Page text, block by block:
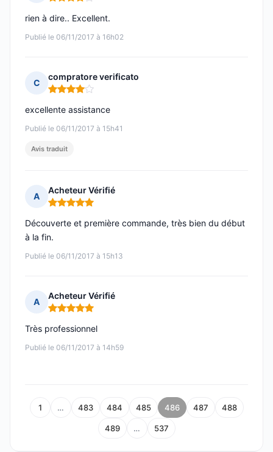
Note : 4 sur 5
Publié le 06/11/2017 à 16h02
rien à dire.. Excellent.
C
compratore verificato
Note : 4 sur 5
Publié le 06/11/2017 à 15h41
excellente assistance
Avis traduit
A
Acheteur Vérifié
Note : 5 sur 5
Publié le 06/11/2017 à 15h13
Découverte et première commande, très bien du début
à la fin.
A
Acheteur Vérifié
Note : 5 sur 5
Publié le 06/11/2017 à 14h59
Très professionnel
1 … 483 484 485 486 487 488
489 … 537